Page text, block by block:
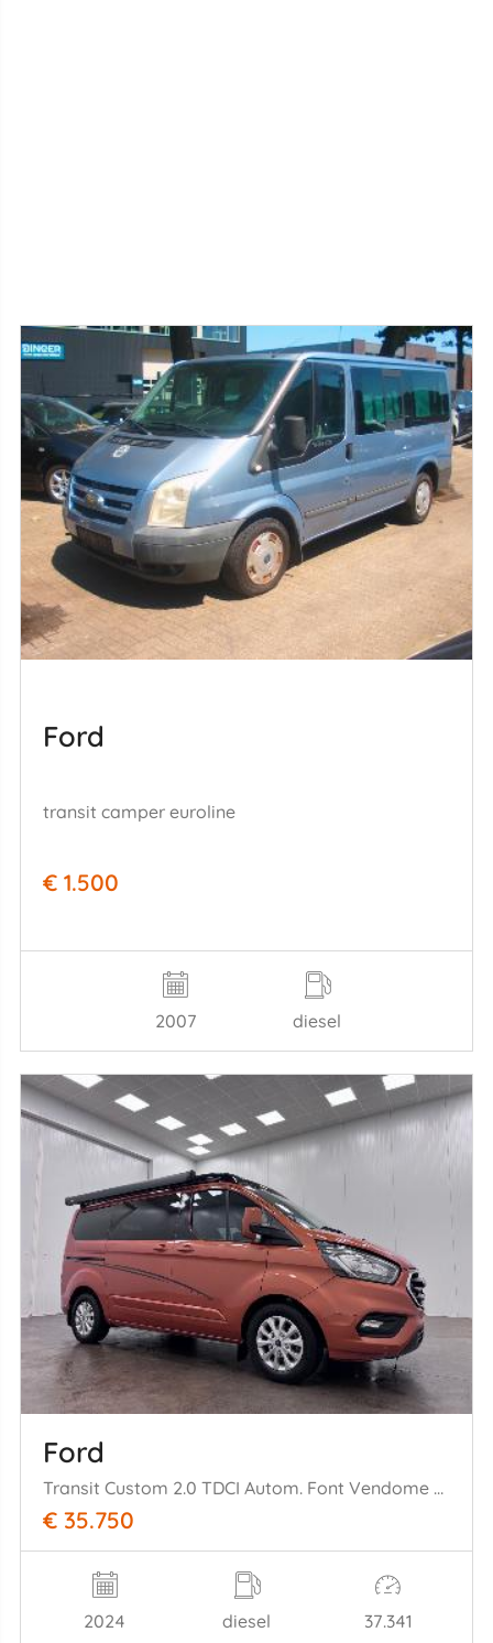
Ford
transit camper euroline
€ 1.500
2007 diesel
Ford
Transit Custom 2.0 TDCI Autom. Font Vendome Clima
€ 35.750
2024 diesel 37.341